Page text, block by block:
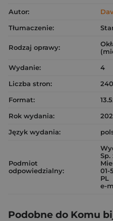
Autor:
Tłumaczenie:
Rodzaj oprawy:
Wydanie:
4
Liczba stron:
240
Format:
Rok wydania:
Język wydania:
Podmiot
odpowiedzialny:
Sp.
01-
PL
e-
Podobne do Komu